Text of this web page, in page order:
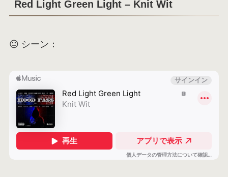
Red Light Green Light – Knit Wit
😐 シーン：